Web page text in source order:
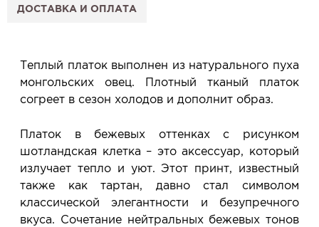
3. Заполните форму и отправьте заявку.
Услуга бесплатная и ни к чему не обязывает: Вы
примеряете в салоне и уже на месте решаете,
Планируйте визит в удобное для Вас время -
резерв действует 5 дней.
ДОСТАВКА И ОПЛАТА
Теплый платок выполнен из натурального пуха
монгольских овец. Плотный тканый платок
согреет в сезон холодов и дополнит образ.
Платок в бежевых оттенках с рисунком
шотландская клетка – это аксессуар, который
излучает тепло и уют. Этот принт, известный
также как тартан, давно стал символом
классической элегантности и безупречного
вкуса. Сочетание нейтральных бежевых тонов